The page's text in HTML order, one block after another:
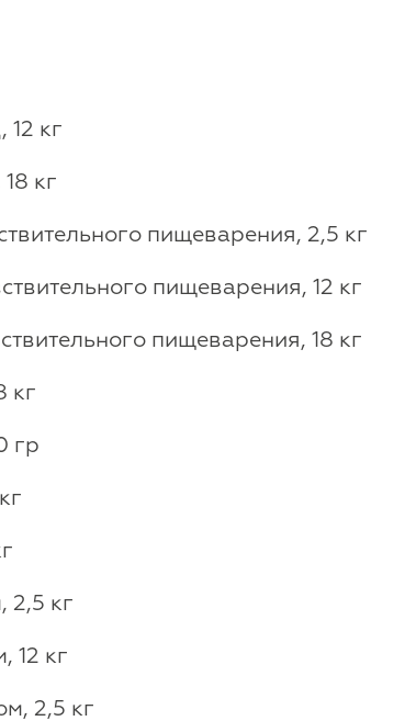
кг
кг
пищеварения, 2,5 кг
пищеварения, 12 кг
пищеварения, 18 кг
кг
гр
2,5 кг
12 кг
2,5 кг